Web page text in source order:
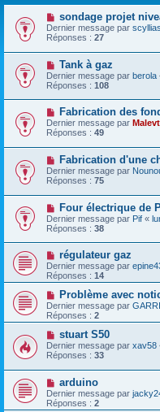
sondage projet
Dernier message par
Réponses : 27
Tank à gaz
Dernier message par berola
Réponses : 108
Fabrication des
Dernier message par
Réponses : 49
Fabrication d'une
Dernier message par
Réponses : 75
Four électrique de
Dernier message par Pif «
Réponses : 38
régulateur gaz
Dernier message par
Réponses : 14
Problème avec
Dernier message par
Réponses : 2
stuart S50
Dernier message par xav58
Réponses : 33
arduino
Dernier message par
Réponses : 2